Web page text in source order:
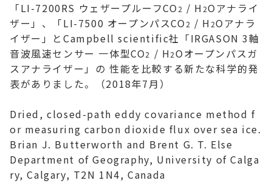
「LI-7200RS ウェザープルーフCO 2 / H 2Oアナライ
ザー」、「LI-7500 オープンパスCO 2 / H 2Oアナラ
イザー」とCampbell scientific社「IRGASON 3軸
音波風速センサー 一体型CO2 / H2Oオープンパスガ
スアナライザー」の 性能を比較する新たな科学的発
表がありました。（2018年7月）
Dried, closed-path eddy covariance method f
or measuring carbon dioxide flux over sea ice.
Brian J. Butterworth and Brent G. T. Else
Department of Geography, University of Calga
ry, Calgary, T2N 1N4, Canada